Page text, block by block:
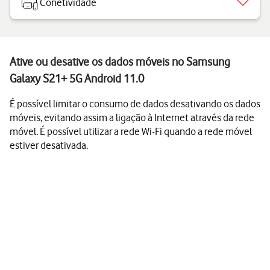
Conetividade
Ative ou desative os dados móveis no Samsung
Galaxy S21+ 5G Android 11.0
É possível limitar o consumo de dados desativando os dados
móveis, evitando assim a ligação à Internet através da rede
móvel. É possível utilizar a rede Wi-Fi quando a rede móvel
estiver desativada.